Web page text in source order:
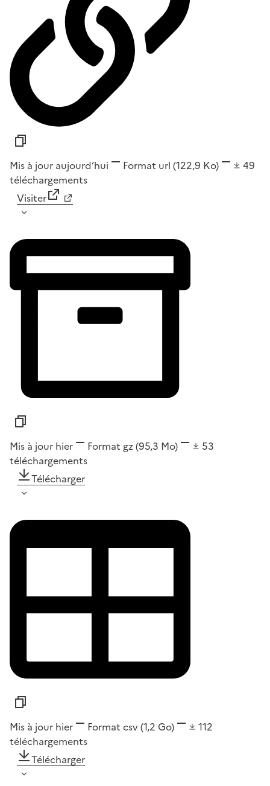
Mis à jour aujourd’hui Format url (122,9 Ko)
49
téléchargements
Visiter
Mis à jour hier Format gz(95,3 Mo)
53
téléchargements
Télécharger
Mis à jour hier Format csv(1,2 Go)
112
téléchargements
Télécharger